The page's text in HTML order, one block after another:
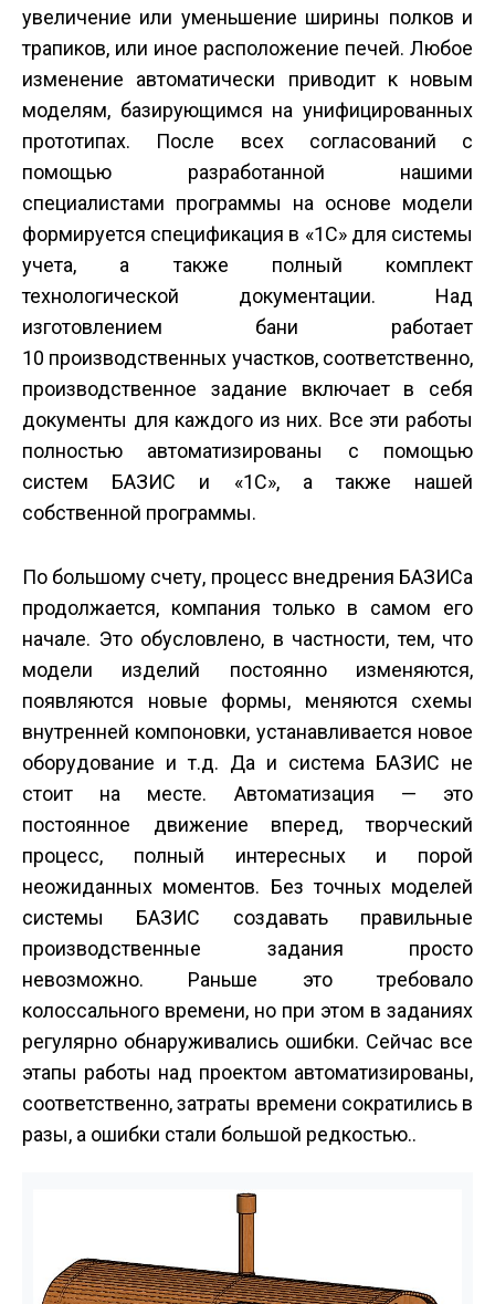
увеличение или уменьшение ширины полков и
трапиков, или иное расположение печей. Любое
изменение автоматически приводит к новым
моделям, базирующимся на унифицированных
прототипах. После всех согласований с
помощью разработанной нашими
специалистами программы на основе модели
формируется спецификация в «1С» для системы
учета, а также полный комплект
технологической документации. Над
изготовлением бани работает
10 производственных участков, соответственно,
производственное задание включает в себя
документы для каждого из них. Все эти работы
полностью автоматизированы с помощью
систем БАЗИС и «1С», а также нашей
собственной программы.
По большому счету, процесс внедрения БАЗИСа
продолжается, компания только в самом его
начале. Это обусловлено, в частности, тем, что
модели изделий постоянно изменяются,
появляются новые формы, меняются схемы
внутренней компоновки, устанавливается новое
оборудование и т.д. Да и система БАЗИС не
стоит на месте. Автоматизация — это
постоянное движение вперед, творческий
процесс, полный интересных и порой
неожиданных моментов. Без точных моделей
системы БАЗИС создавать правильные
производственные задания просто
невозможно. Раньше это требовало
колоссального времени, но при этом в заданиях
регулярно обнаруживались ошибки. Сейчас все
этапы работы над проектом автоматизированы,
соответственно, затраты времени сократились в
разы, а ошибки стали большой редкостью..